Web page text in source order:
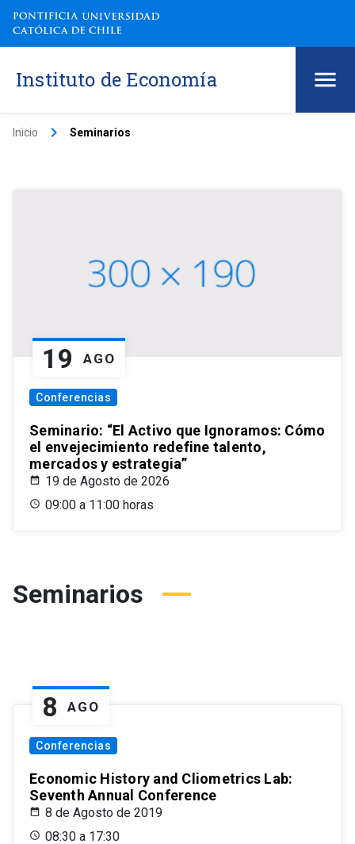
Instituto de Economía
Inicio keyboard_arrow_right Seminarios
19 AGO
Conferencias
Seminario: “El Activo que Ignoramos: Cómo
el envejecimiento redefine talento,
mercados y estrategia”
19 de Agosto de 2026
09:00 a 11:00 horas
Seminarios
8 AGO
Conferencias
Economic History and Cliometrics Lab:
Seventh Annual Conference
8 de Agosto de 2019
08:30 a 17:30